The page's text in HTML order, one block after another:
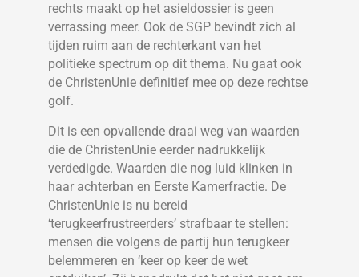
rechts maakt op het asieldossier is geen
verrassing meer. Ook de SGP bevindt zich al
tijden ruim aan de rechterkant van het
politieke spectrum op dit thema. Nu gaat ook
de ChristenUnie definitief mee op deze rechtse
golf.
Dit is een opvallende draai weg van waarden
die de ChristenUnie eerder nadrukkelijk
verdedigde. Waarden die nog luid klinken in
haar achterban en Eerste Kamerfractie. De
ChristenUnie is nu bereid
‘terugkeerfrustreerders’ strafbaar te stellen:
mensen die volgens de partij hun terugkeer
belemmeren en ‘keer op keer de wet